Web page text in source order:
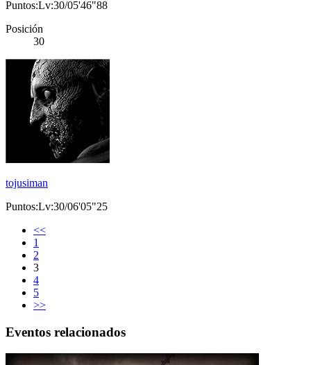
Puntos:Lv:30/05'46"88
Posición
30
tojusiman
Puntos:Lv:30/06'05"25
<<
1
2
3
4
5
>>
Eventos relacionados